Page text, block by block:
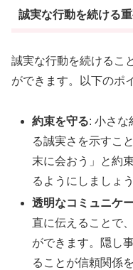
誠実な行動を続ける
誠実な行動を続けるこ
ができます。以下のポ
約束を守る: 小さな
る誠実さを示すこ
末に会おう」と約
るようにしましょう
透明なコミュニケ
直に伝えることで
ができます。隠し
ることが信頼関係